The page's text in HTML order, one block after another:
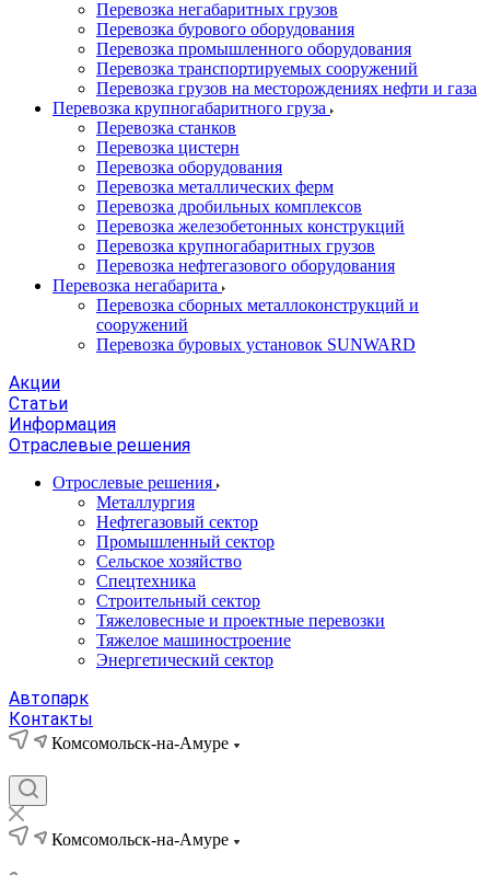
Перевозка негабаритных грузов
Перевозка бурового оборудования
Перевозка промышленного оборудования
Перевозка транспортируемых сооружений
Перевозка грузов на месторождениях нефти и газа
Перевозка крупногабаритного груза
Перевозка станков
Перевозка цистерн
Перевозка оборудования
Перевозка металлических ферм
Перевозка дробильных комплексов
Перевозка железобетонных конструкций
Перевозка крупногабаритных грузов
Перевозка нефтегазового оборудования
Перевозка негабарита
Перевозка сборных металлоконструкций и
сооружений
Перевозка буровых установок SUNWARD
Акции
Статьи
Информация
Отраслевые решения
Отрослевые решения
Металлургия
Нефтегазовый сектор
Промышленный сектор
Сельское хозяйство
Спецтехника
Строительный сектор
Тяжеловесные и проектные перевозки
Тяжелое машиностроение
Энергетический сектор
Автопарк
Контакты
Комсомольск-на-Амуре
Комсомольск-на-Амуре